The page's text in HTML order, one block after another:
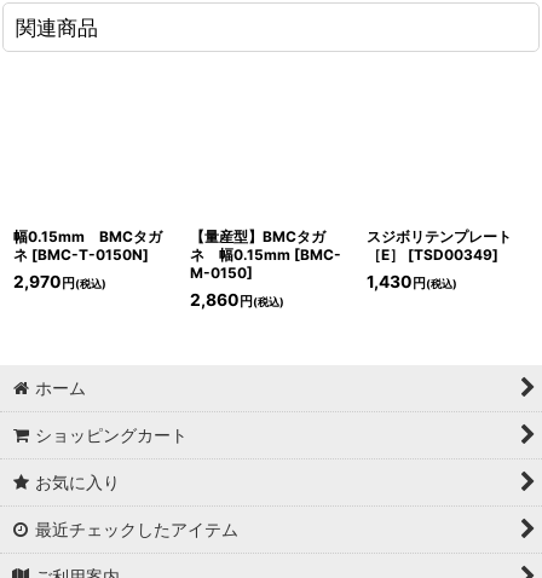
関連商品
幅0.15mm BMCタガ
ネ [BMC-T-0150N]
2,970 円(税込)
【量産型】BMCタガ
ネ 幅0.15mm [BMC-
M-0150]
2,860 円(税込)
スジボリテンプレート
［E］
[TSD00349]
1,430 円(税込)
ホーム
ショッピングカート
お気に入り
最近チェックしたアイテム